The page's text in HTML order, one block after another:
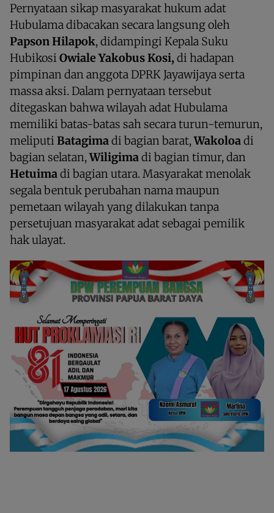
Pernyataan sikap masyarakat hukum adat
Hubulama dibacakan secara langsung oleh
Papson Hilapok, didampingi Kepala Suku
Hubikosi Owiale Yakobus Kosi, di hadapan
pimpinan dan anggota DPRK Jayawijaya serta
massa aksi. Dalam pernyataan tersebut
ditegaskan bahwa wilayah adat Hubulama
memiliki batas-batas sah secara turun-temurun,
meliputi Batagimadi bagian barat,Wakoloadi
bagian selatan,Wiligimadi bagian timur, dan
Hetuimadi bagian utara. Masyarakat menolak
segala bentuk perubahan nama maupun
pemetaan wilayah yang dilakukan tanpa
persetujuan masyarakat adat sebagai pemilik
hak ulayat.